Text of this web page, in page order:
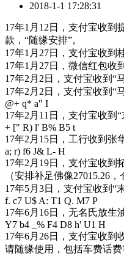
2018-1-1 17:28:31
17年1月12日，支付宝收到
款，“随缘安排”。
17年1月27日，支付宝收到
17年1月27日，微信红包收
17年2月2日，支付宝收到“
17年2月2日，支付宝收到“
@+ q* a" I
17年2月11日，支付宝收到
+ [" R) l' B% B5 t
17年2月15日，工行收到张
a; r) f6 J& L- H
17年2月19日，支付宝收到
（安排补足佛像27015.26
17年5月3日，支付宝收到“
f. c7 U$ A: T1 Q. M7 P
17年6月16日，无名氏放生
Y7 b4 _% F4 D8 h' U1 H
17年6月26日，支付宝收到
请随缘使用，包括车费话费